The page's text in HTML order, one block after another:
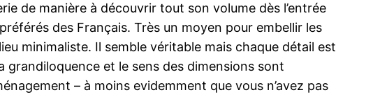
de manière à découvrir tout son volume dès l’entrée
des Français. Très un moyen pour embellir les
minimaliste. Il semble véritable mais chaque détail est
grandiloquence et le sens des dimensions sont
– à moins evidemment que vous n’avez pas